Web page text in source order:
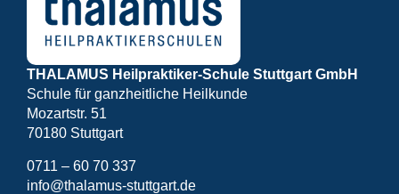
THALAMUS Heilpraktiker-Schule Stuttgart GmbH
Schule für ganzheitliche Heilkunde
Mozartstr. 51
70180 Stuttgart
0711 – 60 70 337
info@thalamus-stuttgart.de